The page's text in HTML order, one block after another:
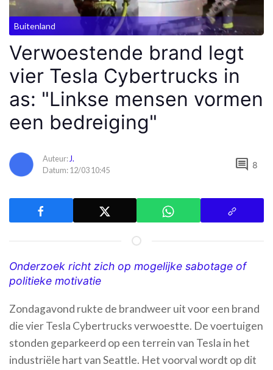
Buitenland
Verwoestende brand legt
vier Tesla Cybertrucks in
as: "Linkse mensen vormen
een bedreiging"
Auteur:J.
Datum: 12/03 10:45
comment 8
Onderzoek richt zich op mogelijke sabotage of
politieke motivatie
Zondagavond rukte de brandweer uit voor een brand
die vier Tesla Cybertrucks verwoestte. De voertuigen
stonden geparkeerd op een terrein van Tesla in het
industriële hart van Seattle. Het voorval wordt op dit